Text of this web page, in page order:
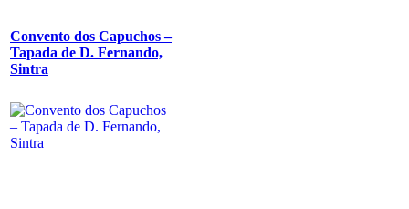
Convento dos Capuchos –
Tapada de D. Fernando,
Sintra